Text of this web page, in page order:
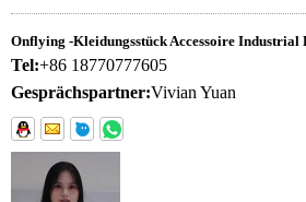
Onflying -Kleidungsstück Accessoire Industrial
Tel:+86 18770777605
Gesprächspartner:Vivian Yuan